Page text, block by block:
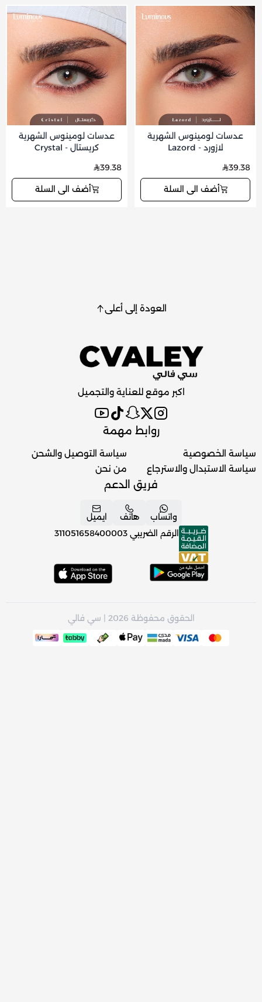
عدسات لومينوس الشهرية
لازورد - Lazord
39.38
أضف الى السلة
عدسات لومينوس الشهرية
كريستال - Crystal
39.38
أضف الى السلة
العودة إلى أعلى
اكبر موقع للعناية والتجميل
روابط مهمة
سياسة الخصوصية
سياسة الاستبدال والاسترجاع
سياسة التوصيل والشحن
من نحن
فريق الدعم
واتساب هاتف
ايميل
الرقم الضريبي 311051658400003
الحقوق محفوظة 2026 | سي فالي